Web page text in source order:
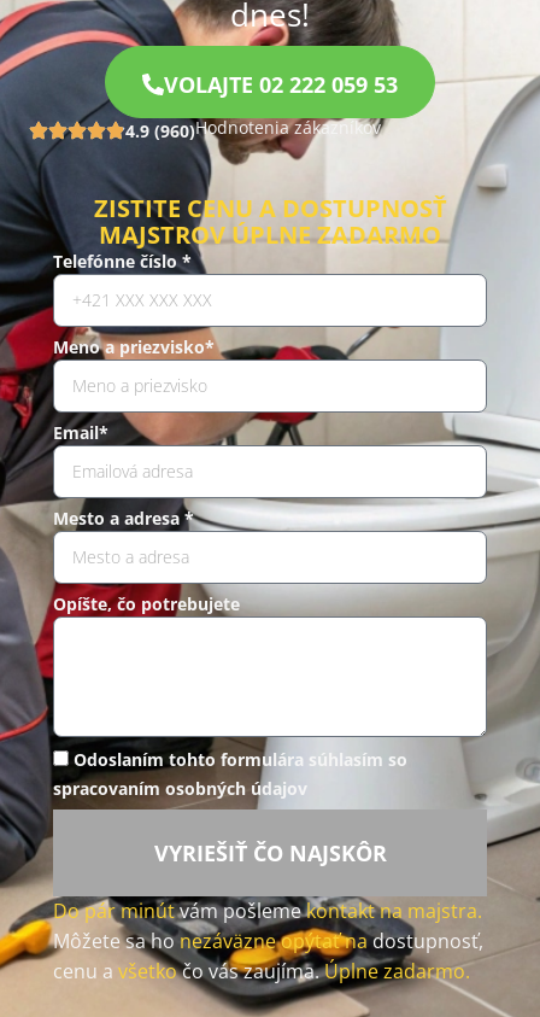
dnes!
VOLAJTE 02 222 059 53
4.9 (960)Hodnotenia zákazníkov
ZISTITE CENU A DOSTUPNOSŤ
MAJSTROV ÚPLNE ZADARMO
Telefónne číslo *
Meno a priezvisko*
Email*
Mesto a adresa *
Opíšte, čo potrebujete
Odoslaním tohto formulára súhlasím so
spracovaním osobných údajov
VYRIEŠIŤ ČO NAJSKÔR
Do pár minútvám pošlemekontakt na majstra.
Môžete sa honezáväzne opýtať nadostupnosť,
cenu a všetkočo vás zaujíma.Úplne zadarmo.